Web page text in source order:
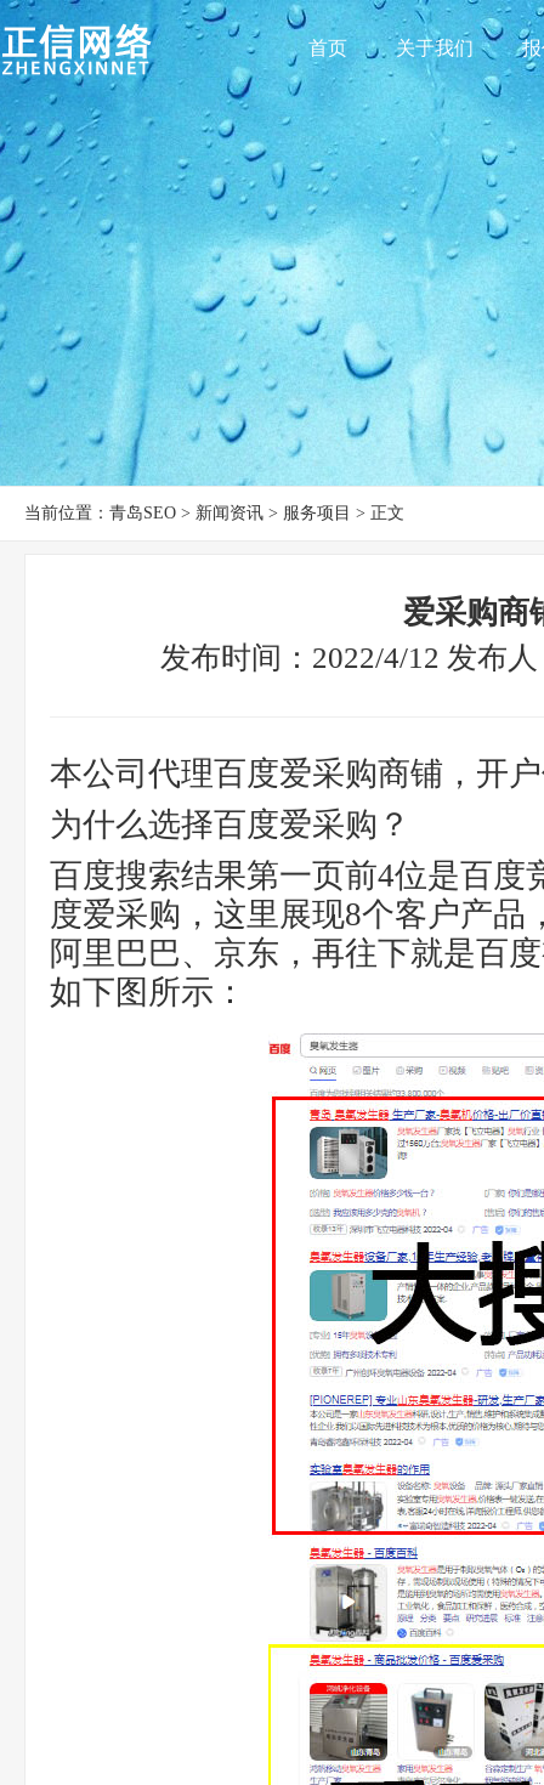
首页 关于我们
当前位置：青岛SEO > 新闻资讯 > 服务项目 > 正文
爱采购商
发布时间：2022/4/12 发布
本公司代理百度爱采购商铺，开
为什么选择百度爱采购？
百度搜索结果第一页前4位是百度
度爱采购，这里展现8个客户产品
阿里巴巴、京东，再往下就是百
如下图所示：